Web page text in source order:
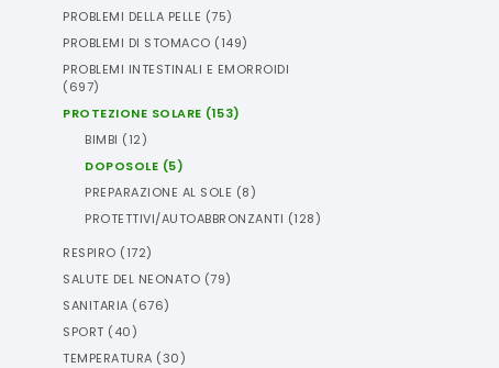
PROBLEMI DELLA PELLE (75)
PROBLEMI DI STOMACO (149)
PROBLEMI INTESTINALI E EMORROIDI
(697)
PROTEZIONE SOLARE (153)
BIMBI (12)
DOPOSOLE (5)
PREPARAZIONE AL SOLE (8)
PROTETTIVI/AUTOABBRONZANTI (128)
RESPIRO (172)
SALUTE DEL NEONATO (79)
SANITARIA (676)
SPORT (40)
TEMPERATURA (30)